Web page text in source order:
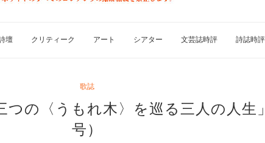
壇 クリティーク アート シアター 文芸誌時評 詩誌時評
歌誌
つの〈うもれ木〉を巡る三人の人
号）